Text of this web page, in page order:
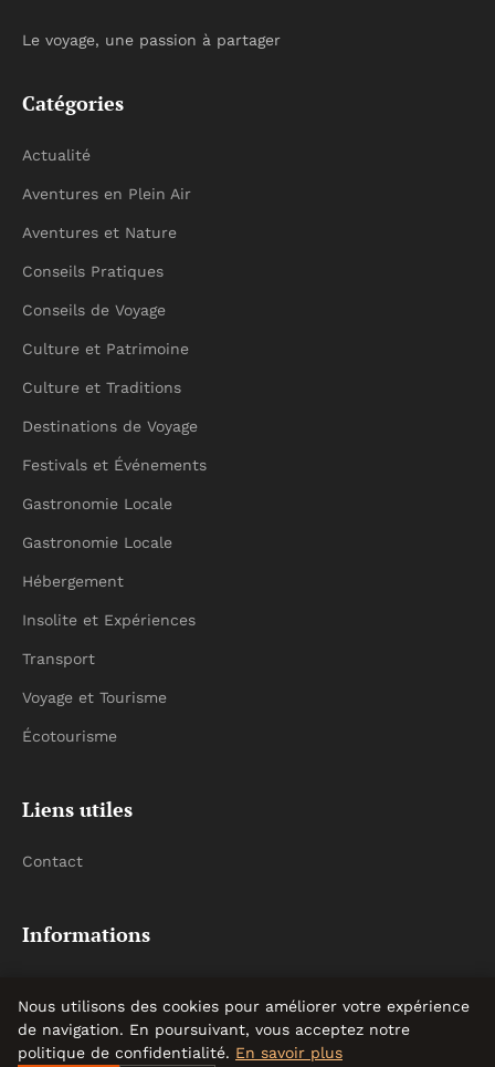
Le voyage, une passion à partager
Catégories
Actualité
Aventures en Plein Air
Aventures et Nature
Conseils Pratiques
Conseils de Voyage
Culture et Patrimoine
Culture et Traditions
Destinations de Voyage
Festivals et Événements
Gastronomie Locale
Gastronomie Locale
Hébergement
Insolite et Expériences
Transport
Voyage et Tourisme
Écotourisme
Liens utiles
Contact
Informations
Nous utilisons des cookies pour améliorer votre expérience
de navigation. En poursuivant, vous acceptez notre
politique de confidentialité. En savoir plus